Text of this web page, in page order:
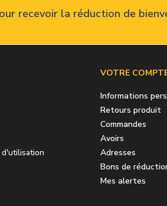
recevoir la réduction de
VOTRE
Informations
Retours produit
Commandes
Avoirs
Adresses
Bons de
Mes alertes